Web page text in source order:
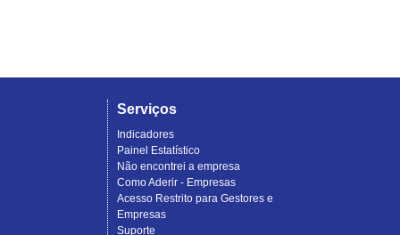
Serviços
Indicadores
Painel Estatístico
Não encontrei a empresa
Como Aderir - Empresas
Acesso Restrito para Gestores e
Empresas
Suporte